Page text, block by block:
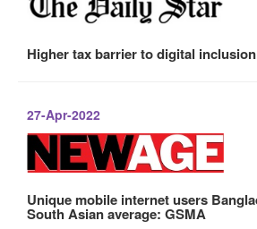
Higher tax barrier to digital inclusion
27-Apr-2022
Unique mobile internet users
South Asian average: GSMA